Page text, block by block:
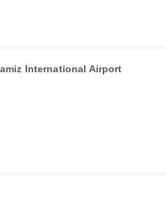
International Airport